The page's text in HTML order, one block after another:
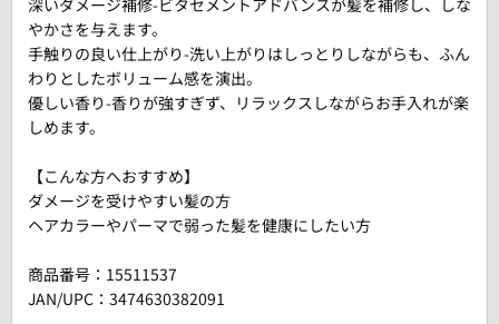
やかさを与えます。
手触りの良い仕上がり-洗い上がりはしっとりしながらも、ふん
わりとしたボリューム感を演出。
優しい香り-香りが強すぎず、リラックスしながらお手入れが楽
しめます。
【こんな方へおすすめ】
ダメージを受けやすい髪の方
ヘアカラーやパーマで弱った髪を健康にしたい方
商品番号： 15511537
JAN/UPC：3474630382091